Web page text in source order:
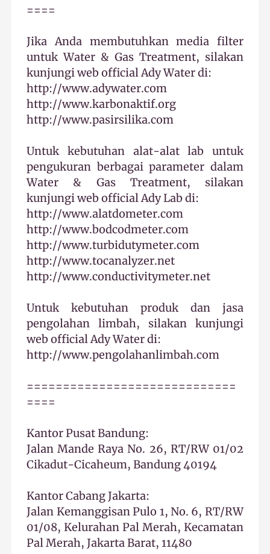
====
Jika Anda membutuhkan media filter
untuk Water & Gas Treatment, silakan
kunjungi web official Ady Water di:
http://www.adywater.com
http://www.karbonaktif.org
http://www.pasirsilika.com
Untuk kebutuhan alat-alat lab untuk
pengukuran berbagai parameter dalam
Water & Gas Treatment, silakan
kunjungi web official Ady Lab di:
http://www.alatdometer.com
http://www.bodcodmeter.com
http://www.turbidutymeter.com
http://www.tocanalyzer.net
http://www.conductivitymeter.net
Untuk kebutuhan produk dan jasa
pengolahan limbah, silakan kunjungi
web official Ady Water di:
http://www.pengolahanlimbah.com
=============================
====
Kantor Pusat Bandung:
Jalan Mande Raya No. 26, RT/RW 01/02
Cikadut-Cicaheum, Bandung 40194
Kantor Cabang Jakarta:
Jalan Kemanggisan Pulo 1, No. 6, RT/RW
01/08, Kelurahan Pal Merah, Kecamatan
Pal Merah, Jakarta Barat, 11480